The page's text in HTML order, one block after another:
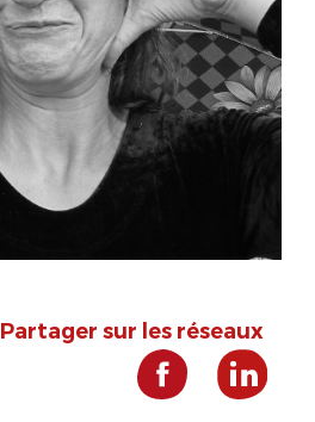
Partager sur les réseaux